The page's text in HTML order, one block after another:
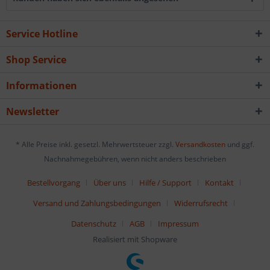
Service Hotline
Shop Service
Informationen
Newsletter
* Alle Preise inkl. gesetzl. Mehrwertsteuer zzgl. Versandkosten und ggf.
Nachnahmegebühren, wenn nicht anders beschrieben
Bestellvorgang Über uns Hilfe / Support
Kontakt
Versand und Zahlungsbedingungen
Widerrufsrecht
Datenschutz
AGB
Impressum
Realisiert mit Shopware